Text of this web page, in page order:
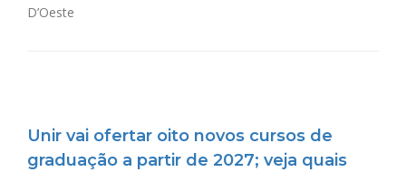
D’Oeste
Unir vai ofertar oito novos cursos de
graduação a partir de 2027; veja quais